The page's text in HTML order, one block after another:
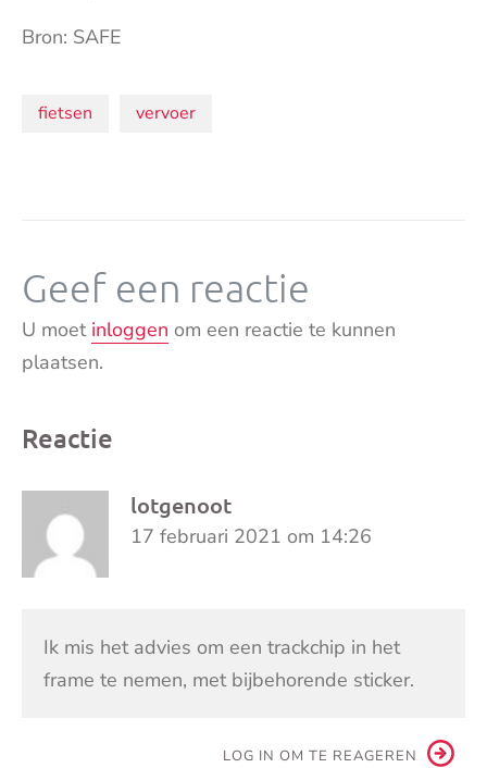
Bron: SAFE
Onderwerpen:
fietsen vervoer
Geef een reactie
U moet inloggen om een reactie te kunnen
plaatsen.
Reactie
lotgenoot
17 februari 2021 om 14:26
Ik mis het advies om een trackchip in het
frame te nemen, met bijbehorende sticker.
LOG IN OM TE REAGEREN